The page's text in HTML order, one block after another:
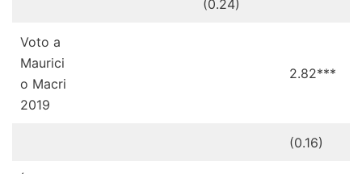
(0.24)
Voto a
Maurici
o Macri
2019
2.82***
(0.16)